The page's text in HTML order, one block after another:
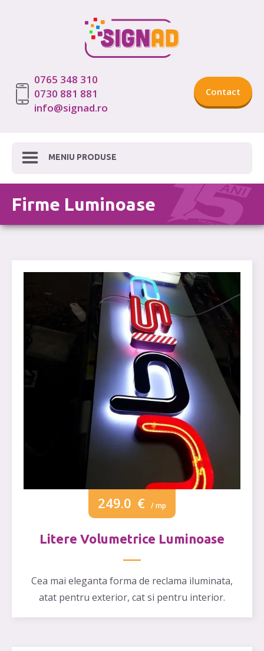
0765 348 310
0730 881 881
info@signad.ro
Contact
MENIU PRODUSE
Firme Luminoase
249.0 € / mp
Litere Volumetrice Luminoase
Cea mai eleganta forma de reclama iluminata,
atat pentru exterior, cat si pentru interior.